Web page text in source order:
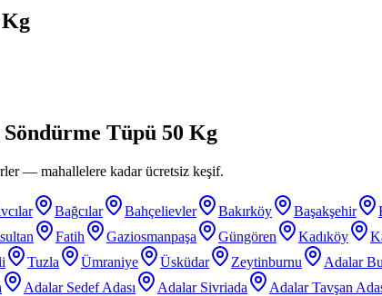
Kg
Söndürme Tüpü 50 Kg
— mahallelere kadar ücretsiz keşif.
Bağcılar Bahçelievler Bakırköy Başakşehir
Fatih Gaziosmanpaşa Güngören Kadıköy
Tuzla Ümraniye Üsküdar Zeytinburnu Adalar
Adalar Sedef Adası Adalar Sivriada Adalar Tavşan